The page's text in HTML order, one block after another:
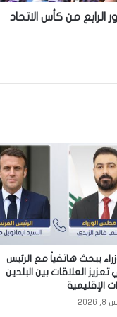
من كأس الاتحاد
يبحث هاتفياً مع الرئيس
تعزيز العلاقات بين البلدين
الإقليمية